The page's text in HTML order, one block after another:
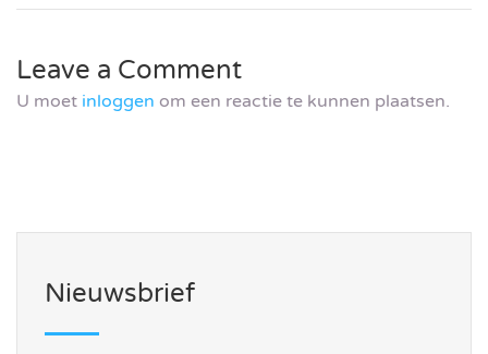
Leave a Comment
U moet inloggen om een reactie te kunnen plaatsen.
Nieuwsbrief